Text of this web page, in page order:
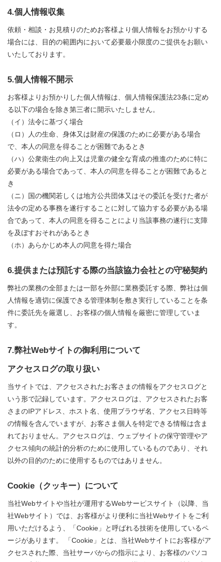
4.個人情報収集
依頼・相談・お見積りのためお客様より個人情報をお預かりする
場合には、目的の範囲内において必要最小限度のご提供をお願い
いたしております。
5.個人情報不開示
お客様よりお預かりした個人情報は、個人情報保護法23条に定め
る以下の場合を除き第三者に開示いたしません。
（イ）法令に基づく場合
（ロ）人の生命、身体又は財産の保護のために必要がある場合
で、本人の同意を得ることが困難であるとき
（ハ）公衆衛生の向上又は児童の健全な育成の推進のために特に
必要がある場合であって、本人の同意を得ることが困難であると
き
（ニ）国の機関若しくは地方公共団体又はその委託を受けた者が
法令の定める事務を遂行することに対して協力する必要がある場
合であって、本人の同意を得ることにより当該事務の遂行に支障
を及ぼすおそれがあるとき
（ホ）あらかじめ本人の同意を得た場合
6.提供または預託する際の当該協力会社との守秘契約
弊社の業務の全部または一部を外部に業務委託する際、弊社は個
人情報を適切に保護できる管理体制を敷き実行していることを条
件に委託先を厳選し、お客様の個人情報を厳密に管理していま
す。
7.弊社Webサイトの御利用について
アクセスログの取り扱い
当サイトでは、アクセスされたお客さまの情報をアクセスログと
いう形で記録しています。アクセスログは、アクセスされたお客
さまのIPアドレス、ホスト名、使用ブラウザ名、アクセス日時等
の情報を含んでいますが、お客さま個人を特定できる情報は含ま
れておりません。アクセスログは、ウェブサイトの保守管理やア
クセス傾向の統計的分析のために使用しているものであり、それ
以外の目的のために使用するものではありません。
Cookie（クッキー）について
当社Webサイトや当社が運用するWebサービスサイト（以降、当
社Webサイト）では、お客様がより便利に当社Webサイトをご利
用いただけるよう、「Cookie」と呼ばれる技術を使用しているペ
ージがあります。 「Cookie」とは、当社Webサイトにお客様がア
クセスされた際、当社サーバからの指示により、お客様のパソコ